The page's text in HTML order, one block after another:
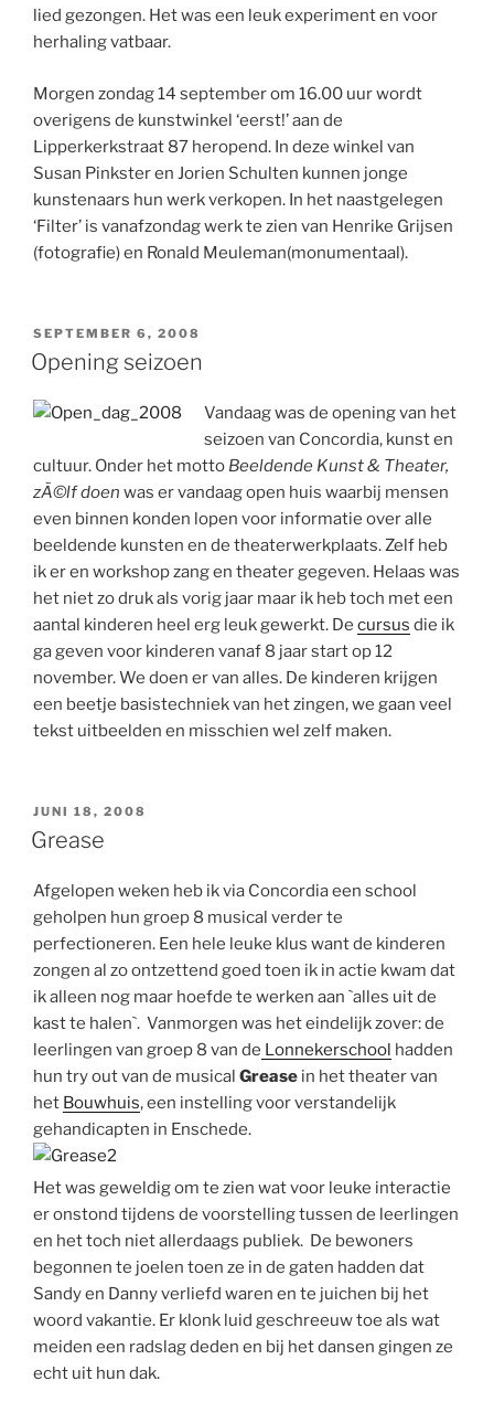
lied gezongen. Het was een leuk experiment en voor
herhaling vatbaar.
Morgen zondag 14 september om 16.00 uur wordt
overigens de kunstwinkel ‘eerst!’ aan de
Lipperkerkstraat 87 heropend. In deze winkel van
Susan Pinkster en Jorien Schulten kunnen jonge
kunstenaars hun werk verkopen. In het naastgelegen
‘Filter’ is vanafzondag werk te zien van Henrike Grijsen
(fotografie) en Ronald Meuleman(monumentaal).
GEPLAATST
OP
SEPTEMBER 6, 2008
Opening seizoen
Vandaag was de opening van het
seizoen van Concordia, kunst en
cultuur. Onder het motto Beeldende Kunst & Theater,
zÃ©lf doen was er vandaag open huis waarbij mensen
even binnen konden lopen voor informatie over alle
beeldende kunsten en de theaterwerkplaats. Zelf heb
ik er en workshop zang en theater gegeven. Helaas was
het niet zo druk als vorig jaar maar ik heb toch met een
aantal kinderen heel erg leuk gewerkt. De cursus die ik
ga geven voor kinderen vanaf 8 jaar start op 12
november. We doen er van alles. De kinderen krijgen
een beetje basistechniek van het zingen, we gaan veel
tekst uitbeelden en misschien wel zelf maken.
GEPLAATST
OP
JUNI 18, 2008
Grease
Afgelopen weken heb ik via Concordia een school
geholpen hun groep 8 musical verder te
perfectioneren. Een hele leuke klus want de kinderen
zongen al zo ontzettend goed toen ik in actie kwam dat
ik alleen nog maar hoefde te werken aan `alles uit de
kast te halen`. Vanmorgen was het eindelijk zover: de
leerlingen van groep 8 van de Lonnekerschool hadden
hun try out van de musical Grease in het theater van
het Bouwhuis, een instelling voor verstandelijk
gehandicapten in Enschede.
Het was geweldig om te zien wat voor leuke interactie
er onstond tijdens de voorstelling tussen de leerlingen
en het toch niet allerdaags publiek. De bewoners
begonnen te joelen toen ze in de gaten hadden dat
Sandy en Danny verliefd waren en te juichen bij het
woord vakantie. Er klonk luid geschreeuw toe als wat
meiden een radslag deden en bij het dansen gingen ze
echt uit hun dak.